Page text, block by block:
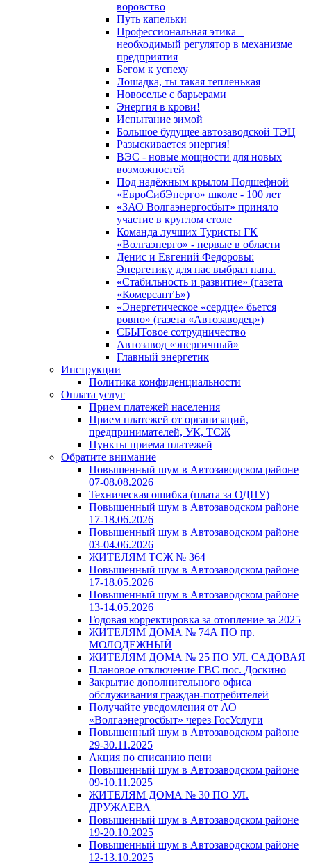
воровство
Путь капельки
Профессиональная этика –
необходимый регулятор в механизме
предприятия
Бегом к успеху
Лошадка, ты такая тепленькая
Новоселье с барьерами
Энергия в крови!
Испытание зимой
Большое будущее автозаводской ТЭЦ
Разыскивается энергия!
ВЭС - новые мощности для новых
возможностей
Под надёжным крылом Подшефной
«ЕвроСибЭнерго» школе - 100 лет
«ЗАО Волгаэнергосбыт» приняло
участие в круглом столе
Команда лучших Туристы ГК
«Волгаэнерго» - первые в области
Денис и Евгений Федоровы:
Энергетику для нас выбрал папа.
«Стабильность и развитие» (газета
«КомерсантЪ»)
«Энергетическое «сердце» бьется
ровно» (газета «Автозаводец»)
СБЫТовое сотрудничество
Автозавод «энергичный»
Главный энергетик
Инструкции
Политика конфиденциальности
Оплата услуг
Прием платежей населения
Прием платежей от организаций,
предпринимателей, УК, ТСЖ
Пункты приема платежей
Обратите внимание
Повышенный шум в Автозаводском районе
07-08.08.2026
Техническая ошибка (плата за ОДПУ)
Повышенный шум в Автозаводском районе
17-18.06.2026
Повышенный шум в Автозаводском районе
03-04.06.2026
ЖИТЕЛЯМ ТСЖ № 364
Повышенный шум в Автозаводском районе
17-18.05.2026
Повышенный шум в Автозаводском районе
13-14.05.2026
Годовая корректировка за отопление за 2025
ЖИТЕЛЯМ ДОМА № 74А ПО пр.
МОЛОДЕЖНЫЙ
ЖИТЕЛЯМ ДОМА № 25 ПО УЛ. САДОВАЯ
Плановое отключение ГВС пос. Доскино
Закрытие дополнительного офиса
обслуживания граждан-потребителей
Получайте уведомления от АО
«Волгаэнергосбыт» через ГосУслуги
Повышенный шум в Автозаводском районе
29-30.11.2025
Акция по списанию пени
Повышенный шум в Автозаводском районе
09-10.11.2025
ЖИТЕЛЯМ ДОМА № 30 ПО УЛ.
ДРУЖАЕВА
Повышенный шум в Автозаводском районе
19-20.10.2025
Повышенный шум в Автозаводском районе
12-13.10.2025